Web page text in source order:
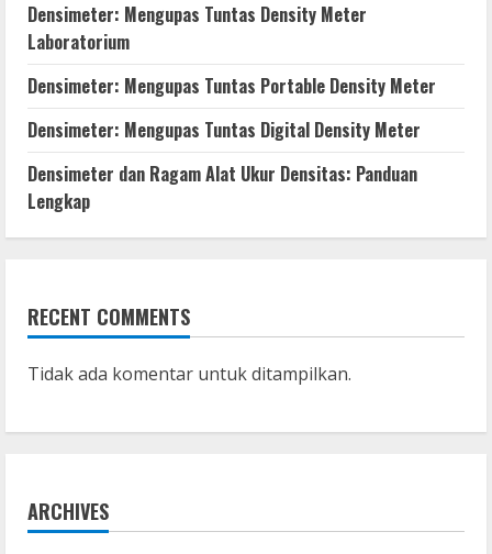
Densimeter: Mengupas Tuntas Density Meter
Laboratorium
Densimeter: Mengupas Tuntas Portable Density Meter
Densimeter: Mengupas Tuntas Digital Density Meter
Densimeter dan Ragam Alat Ukur Densitas: Panduan
Lengkap
RECENT COMMENTS
Tidak ada komentar untuk ditampilkan.
ARCHIVES